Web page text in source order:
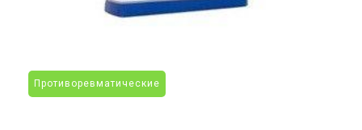
Противоревматические